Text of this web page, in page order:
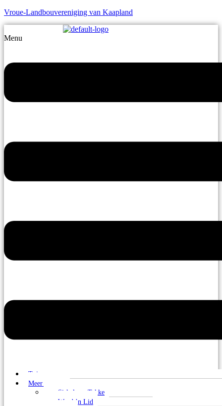
Vroue-Landbouvereniging van Kaapland
Menu
Tuis
Meer oor ons
Sirkels en Takke
Word ’n Lid